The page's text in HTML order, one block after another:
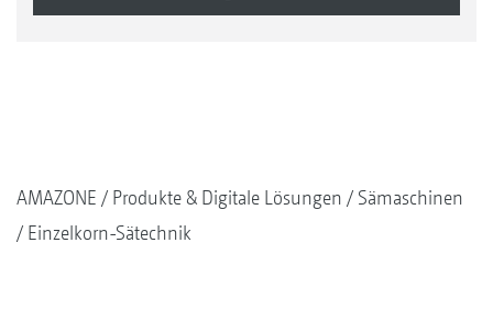
AMAZONE Produkte & Digitale Lösungen
Sämaschinen
Einzelkorn-Sätechnik